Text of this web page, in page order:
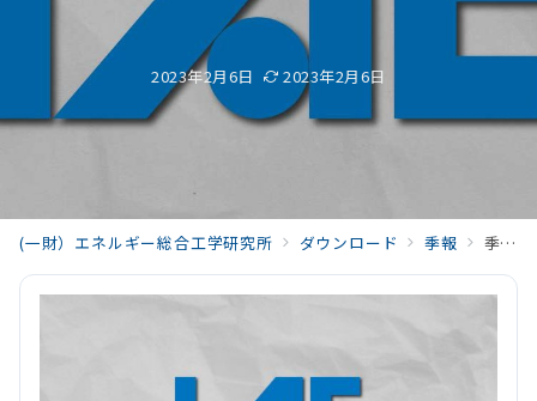
2023年2月6日 2023年2月6日
(一財）エネルギー総合工学研究所 ダウンロード 季報 季報エネルギー総合工学Vol.44 No.3(2021)02_iwama_202110_Vol44_No3.pdf